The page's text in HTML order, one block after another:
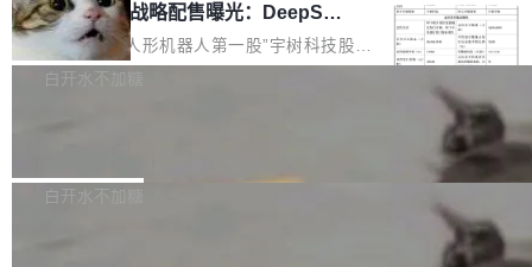
器 Prime Agent 的架构和市面上大多数 coding
agent 有本质区别。大多数 agent harness 的设
计是基于早期模型的能力—...
但它可能是主流开源项目中关于 AI 辅助贡献最
细致的一份规则。 政策的核心只有一句话：LLM
可以用来分析、提炼、审阅、建议，但不能用来
不得生成涉及安全性的关键变更，除非作者本身
宇树科技 IPO 战略配售曝光：DeepSe
ek 获配 93.3 万股，锁定 36 个月
8月6日晚间，“人形机器人第一股”宇树科技股份
有限公司披露IPO发行价格及战略配售结果，杭
36个月。 公告显示，本次宇树科技战略配售对
白开水不加糖
Bug fixes and enhancements 修复多次传递同
白开水不加糖